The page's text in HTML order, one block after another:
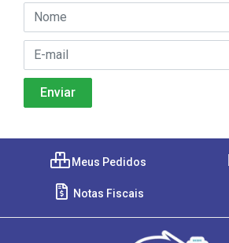
Meus Pedidos
Notas Fiscais